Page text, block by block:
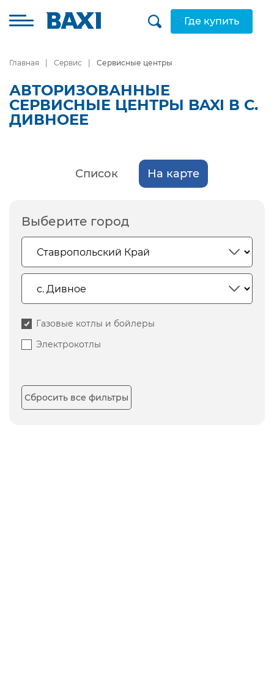
Где купить
Главная Сервис Сервисные центры
АВТОРИЗОВАННЫЕ
СЕРВИСНЫЕ ЦЕНТРЫ BAXI В С.
ДИВНОЕЕ
Список На карте
Выберите город
Газовые котлы и бойлеры
Электрокотлы
Сбросить все фильтры